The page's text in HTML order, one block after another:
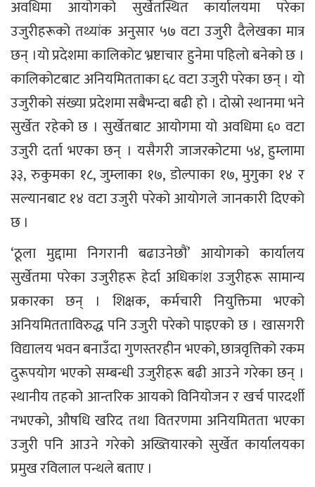
अवधिमा आयोगको सुर्खेतस्थित कार्यालयमा परेका
उजुरीहरूको तथ्यांक अनुसार ५७ वटा उजुरी दैलेखका मात्र
छन् ।यो प्रदेशमा कालिकोट भ्रष्टाचार हुनेमा पहिलो बनेको छ ।
कालिकोटबाट अनियमितताका ६८ वटा उजुरी परेका छन् । यो
उजुरीको संख्या प्रदेशमा सबैभन्दा बढी हो । दोस्रो स्थानमा भने
सुर्खेत रहेको छ । सुर्खेतबाट आयोगमा यो अवधिमा ६० वटा
उजुरी दर्ता भएका छन् । यसैगरी जाजरकोटमा ५४, हुम्लामा
३३, रुकुमका १८, जुम्लाका १७, डोल्पाका १७, मुगुका १४ र
सल्यानबाट १४ वटा उजुरी परेको आयोगले जानकारी दिएको
छ ।
‘ठूला मुद्दामा निगरानी बढाउनेछौं’ आयोगको कार्यालय
सुर्खेतमा परेका उजुरीहरू हेर्दा अधिकांश उजुरीहरू सामान्य
प्रकारका छन् । शिक्षक, कर्मचारी नियुक्तिमा भएको
अनियमितताविरुद्ध पनि उजुरी परेको पाइएको छ । खासगरी
विद्यालय भवन बनाउँदा गुणस्तरहीन भएको, छात्रवृत्तिको रकम
दुरूपयोग भएको सम्बन्धी उजुरीहरू बढी आउने गरेका छन् ।
स्थानीय तहको आन्तरिक आयको विनियोजन र खर्च पारदर्शी
नभएको, औषधि खरिद तथा वितरणमा अनियमितता भएका
उजुरी पनि आउने गरेको अख्तियारको सुर्खेत कार्यालयका
प्रमुख रविलाल पन्थले बताए ।